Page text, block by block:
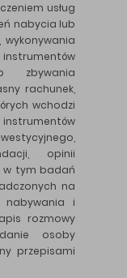
usług
nabycia lub
zbywania
rachunek,
wchodzi
opinii
w tym badań
na
nabywania i
rozmowy
osoby
przepisami